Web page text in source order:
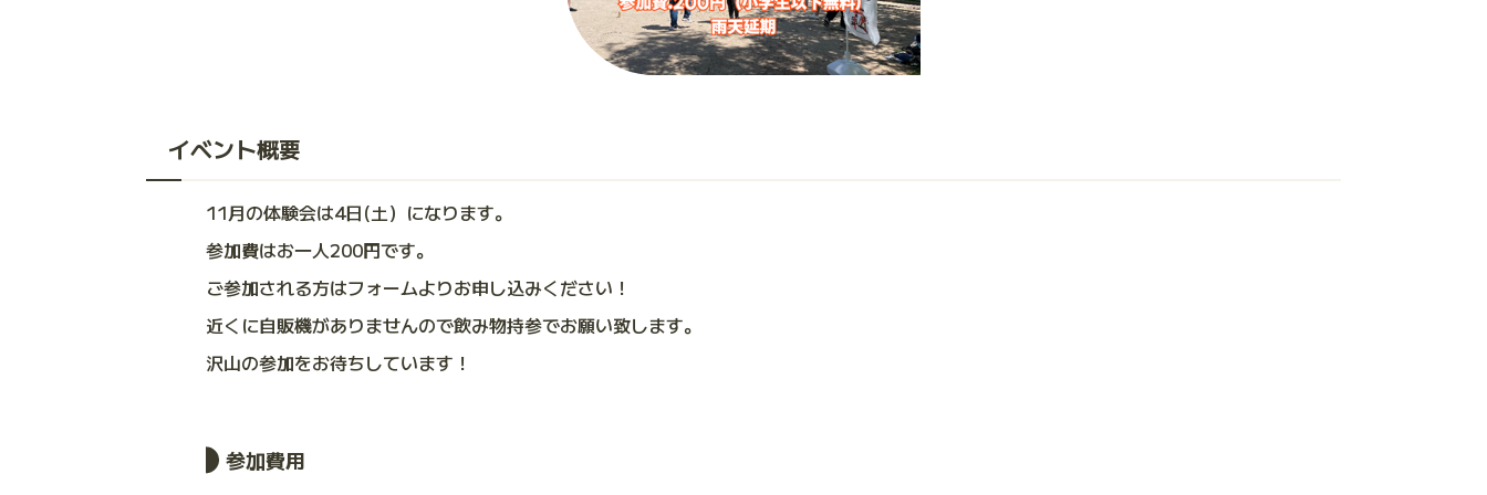
イベント概要
11月の体験会は4日(土）になります。
参加費はお一人200円です。
ご参加される方はフォームよりお申し込みください！
近くに自販機がありませんので飲み物持参でお願い致します。
沢山の参加をお待ちしています！
参加費用